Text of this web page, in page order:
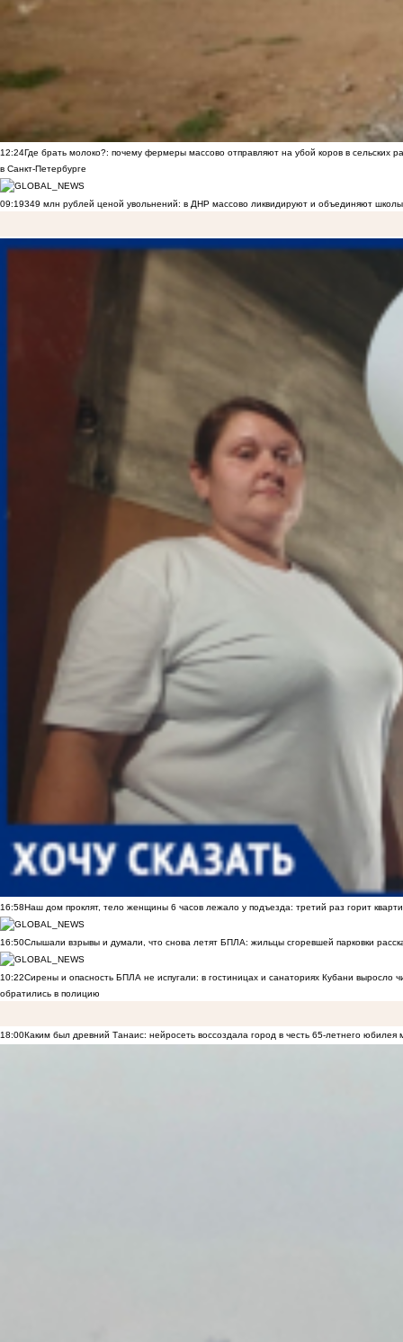
12:24Где брать молоко?: почему фермеры массово отправляют на убой коров в сельских
в Санкт-Петербурге
09:19349 млн рублей ценой увольнений: в ДНР массово ликвидируют и объединяют
16:58Наш дом проклят, тело женщины 6 часов лежало у подъезда: третий раз горит
16:50Слышали взрывы и думали, что снова летят БПЛА: жильцы сгоревшей парковки
10:22Сирены и опасность БПЛА не испугали: в гостиницах и санаториях Кубани выросло
обратились в полицию
18:00Каким был древний Танаис: нейросеть воссоздала город в честь 65-летнего юбилея